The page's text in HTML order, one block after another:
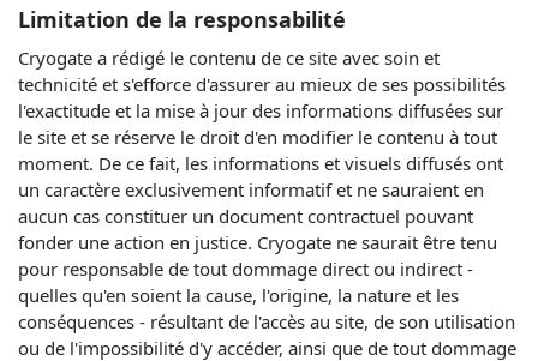
Limitation de la responsabilité
Cryogate a rédigé le contenu de ce site avec soin et
technicité et s'efforce d'assurer au mieux de ses possibilités
l'exactitude et la mise à jour des informations diffusées sur
le site et se réserve le droit d'en modifier le contenu à tout
moment. De ce fait, les informations et visuels diffusés ont
un caractère exclusivement informatif et ne sauraient en
aucun cas constituer un document contractuel pouvant
fonder une action en justice. Cryogate ne saurait être tenu
pour responsable de tout dommage direct ou indirect -
quelles qu'en soient la cause, l'origine, la nature et les
conséquences - résultant de l'accès au site, de son utilisation
ou de l'impossibilité d'y accéder, ainsi que de tout dommage